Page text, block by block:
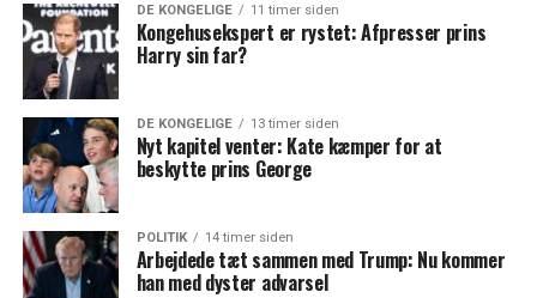
DE KONGELIGE 11 timer siden
Kongehusekspert er rystet: Afpresser prins
Harry sin far?
DE KONGELIGE 13 timer siden
Nyt kapitel venter: Kate kæmper for at
beskytte prins George
POLITIK 14 timer siden
Arbejdede tæt sammen med Trump: Nu kommer
han med dyster advarsel